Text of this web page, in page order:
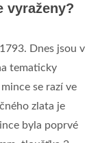
vyraženy?
Dnes jsou v
tematicky
se razí ve
zlata je
byla poprvé